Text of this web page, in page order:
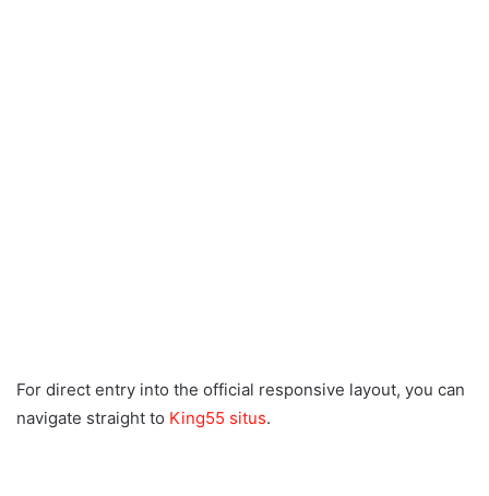
For direct entry into the official responsive layout, you can
navigate straight to King55 situs.